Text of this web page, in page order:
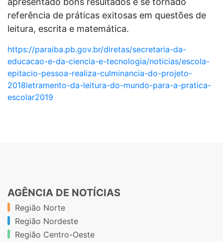
referência de práticas exitosas em questões de
leitura, escrita e matemática.
https://paraiba.pb.gov.br/diretas/secretaria-da-
educacao-e-da-ciencia-e-tecnologia/noticias/escola-
epitacio-pessoa-realiza-culminancia-do-projeto-
2018letramento-da-leitura-do-mundo-para-a-pratica-
escolar2019
AGÊNCIA DE NOTÍCIAS
Região Norte
Região Nordeste
Região Centro-Oeste